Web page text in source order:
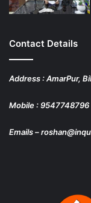
Contact Details
Address : AmarPur,
Mobile : 9547748796
Emails –